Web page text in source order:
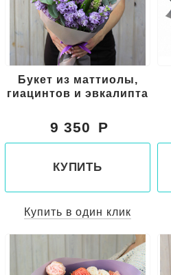
Букет из маттиолы,
гиацинтов и эвкалипта
9 350
КУПИТЬ
Купить в один клик